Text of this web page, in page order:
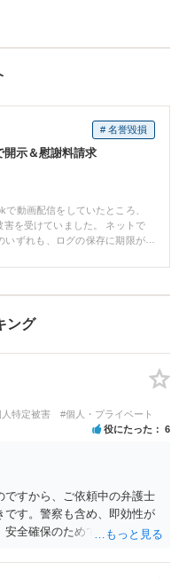
ット上のト
# 名誉毀損
開示＆慰謝料請求
で動画配信をしていたところ、
を受けていました。 ネットで
いずれも、ログの保存に期限が
あることから、新しい開示手続
料を請求し、示談が成立しまし
ログ保存期間に制限があるの
者情報開示を数多く取り扱っ
ンをご提案することが可能で
けでなく、電話番号の開示も求
発信者の身元特定が可能なケ
異なりますので、まずはご相談
ング
特定被害 #個人・プライベート
役にたった 6
すから、ご依頼中の弁護士
です。警察も含め、即効性が
安全確保のためできることは